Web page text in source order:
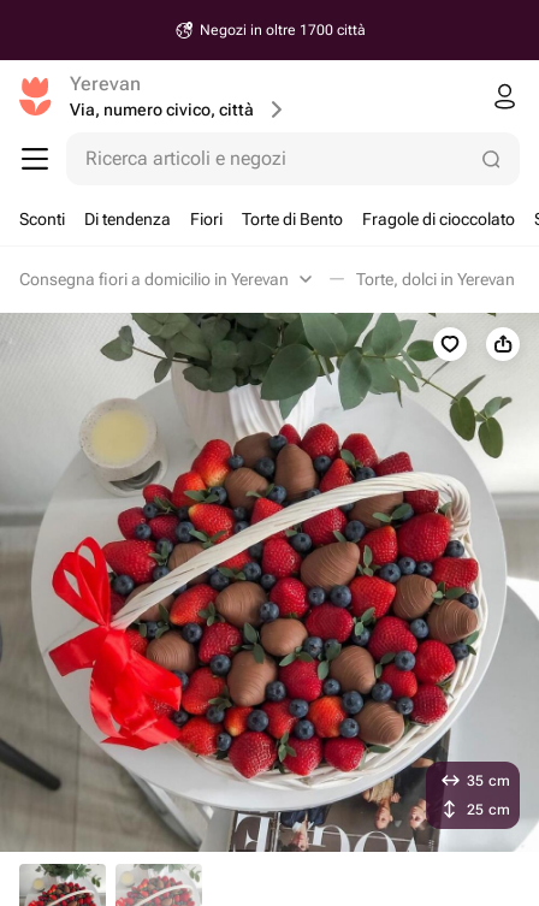
Negozi in oltre 1700 città
Yerevan
Via, numero civico, città
Ricerca articoli e negozi
Sconti Di tendenza Fiori Torte di Bento Fragole di cioccolato
Consegna fiori a domicilio in Yerevan Torte, dolci in Yerevan
35 cm
25 cm